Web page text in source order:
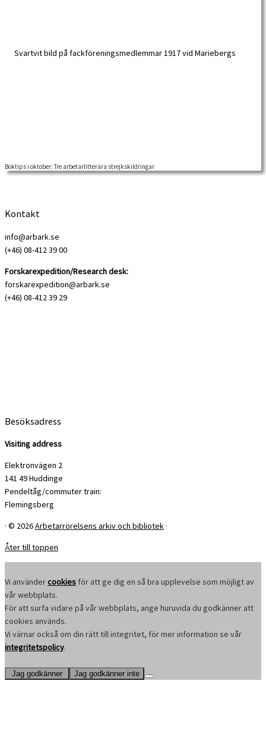
Boktips i oktober: Tre arbetarlitterära strejkskildringar
Kontakt
info@arbark.se
(+46) 08-412 39 00
Forskarexpedition/Research desk:
forskarexpedition@arbark.se
(+46) 08-412 39 29
Besöksadress
Visiting address
Elektronvägen 2
141 49 Huddinge
Pendeltåg/commuter train:
Flemingsberg
· © 2026Arbetarrörelsens arkiv och bibliotek ·
Åter till toppen
Vi användercookies för att ge dig en så bra upplevelse som möjligt av
vår webbplats.
För att surfa vidare på vår webbplats, ange huruvida du godkänner att
cookies används.
Vi värnar också om din rätt till integritet, för mer information se vår
integritetspolicy.
Jag godkänner Jag godkänner inte